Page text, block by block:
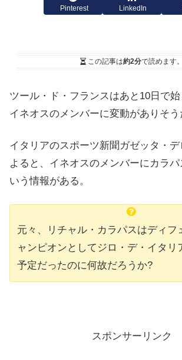
Pinterest LinkedIn
この記事は約2分で読めます。
ツール・ド・フランスはあと10日で
イネオスのメンバーに変動がありそう
イタリアのスポーツ新聞ガゼッタ・
よると、イネオスのメンバーにカラ
いう情報がある。
元々、リチャル・カラパスはディフ
ャンピオンとしてジロ・デ・イタリ
予定だったのに何故だろうか?
スポンサーリンク